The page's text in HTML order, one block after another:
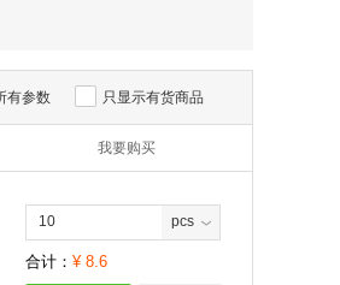
有参数 只显示有货商品
我要购买
pcs
合计： ¥ 8.6